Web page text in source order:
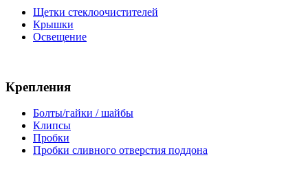
Щетки стеклоочистителей
Крышки
Освещение
Крепления
Болты/гайки / шайбы
Клипсы
Пробки
Пробки сливного отверстия поддона